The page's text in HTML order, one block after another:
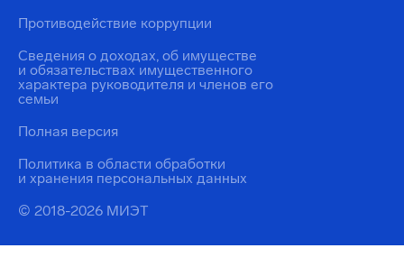
© 2018-2026 МИЭТ
Политика в области обработки
и хранения персональных данных
Противодействие коррупции
Сведения о доходах, об имуществе
и обязательствах имущественного
характера руководителя и членов его
семьи
Полная версия